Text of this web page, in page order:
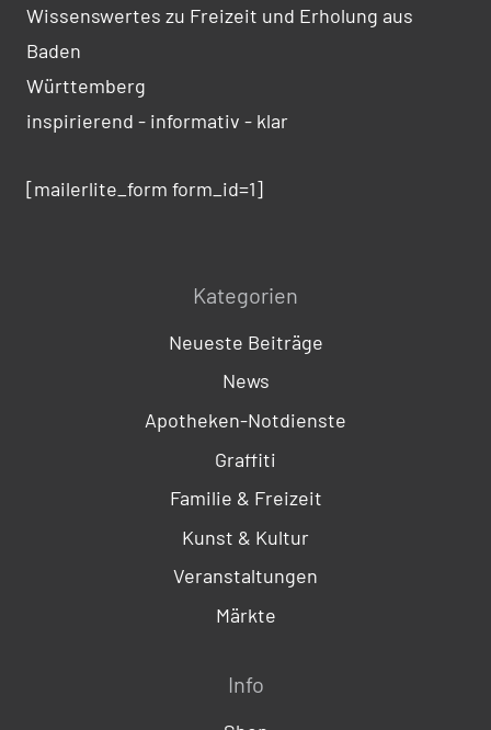
Wissenswertes zu Freizeit und Erholung aus
Baden
Württemberg
inspirierend - informativ - klar
[mailerlite_form form_id=1]
Kategorien
Neueste Beiträge
News
Apotheken-Notdienste
Graffiti
Familie & Freizeit
Kunst & Kultur
Veranstaltungen
Märkte
Info